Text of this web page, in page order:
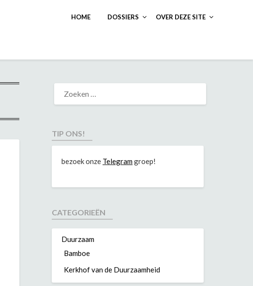
HOME DOSSIERS OVER DEZE SITE
TIP ONS!
bezoek onze Telegramgroep!
CATEGORIEËN
Duurzaam
Bamboe
Kerkhof van de Duurzaamheid